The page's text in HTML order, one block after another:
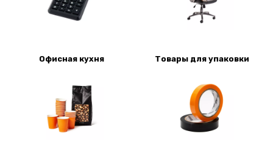
Офисная кухня Товары для упаковки